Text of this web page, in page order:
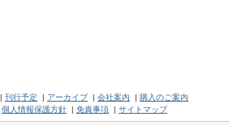
| 刊行予定 | アーカイブ | 会社案内 | 購入のご案内
個人情報保護方針 | 免責事項 | サイトマップ